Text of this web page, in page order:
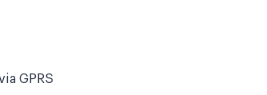
GPRS